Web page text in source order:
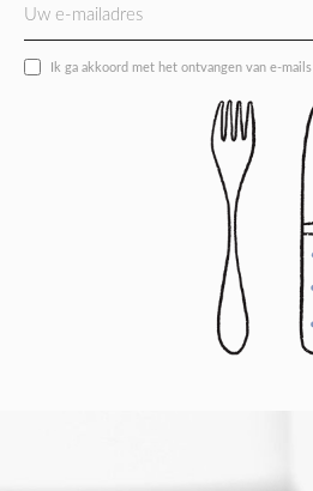
Ik ga akkoord met het ontvangen van e-mails